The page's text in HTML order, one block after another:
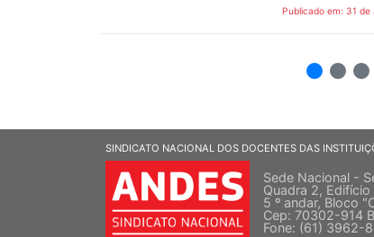
Publicado em: 31 de
SINDICATO NACIONAL DOS DOCENTES DAS
Sede Nacional -
Quadra 2, Edifício
5 º andar, Bloco
Cep: 70302-914
Fone: (61) 3962-